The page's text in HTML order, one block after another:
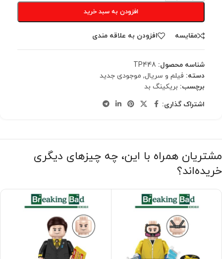
افزودن به سبد خرید
مقایسه افزودن به علاقه مندی
شناسه محصول: TP448
دسته: فیلم و سریال, موجودی جدید
برچسب: بریکینگ بد
اشتراک گذاری:
مشتریان همراه با این، چه چیزهای دیگری
خریده‌اند؟